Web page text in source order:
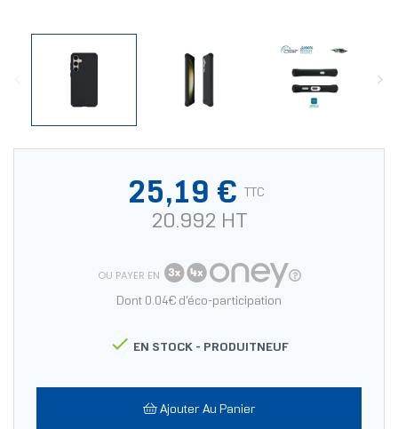
25,19 € TTC
20.992 HT
OU PAYER EN
Dont 0.04€ d'éco-participation
 EN STOCK - PRODUITNEUF
Ajouter Au Panier